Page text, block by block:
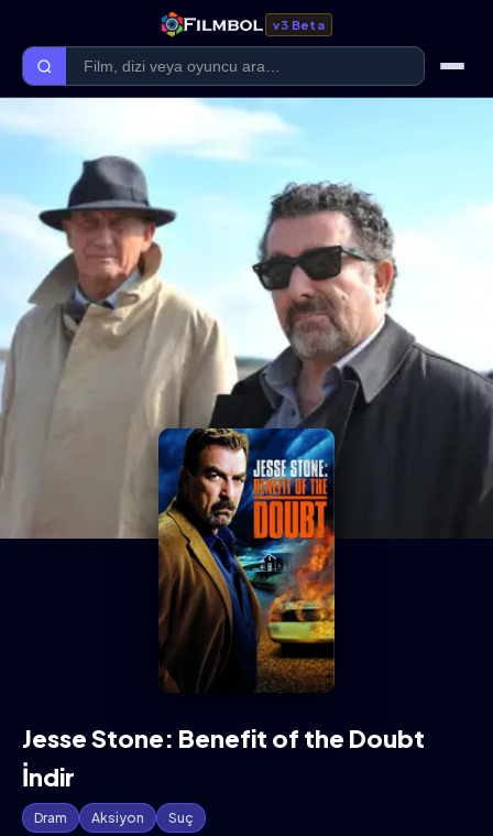
v3 Beta
Ana Sayfa
Forum
Kategoriler
Kaliteler
Film Kategorileri
Dizi Kategorileri
Giriş Yap
Jesse Stone: Benefit of the Doubt
İndir
Dram Aksiyon Suç